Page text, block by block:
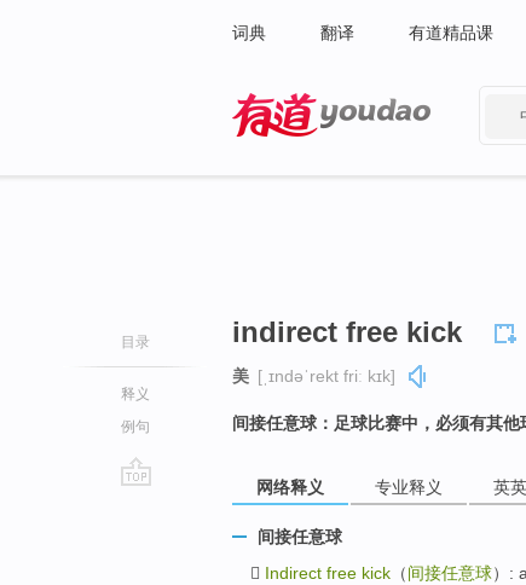
词典 翻译 有道精品课
目录
释义
例句
indirect free kick
美 [ˌɪndəˈrekt friː kɪk]
间接任意球：足球比赛中，必须有其他
网络释义 专业释义 英
间接任意球
 Indirect free kick （间接任意球）: